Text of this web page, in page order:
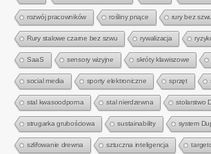
rozwój pracowników rośliny pnące rury bez szwu
Rury stalowe czarne bez szwu rywalizacja
SaaS sensory wizyjne skróty klawiszowe
social media sporty elektroniczne sprzęt
stal kwasoodporna stal nierdzewna stolarstwo
strugarka grubościowa sustainability system
szlifowanie drewna sztuczna inteligencja